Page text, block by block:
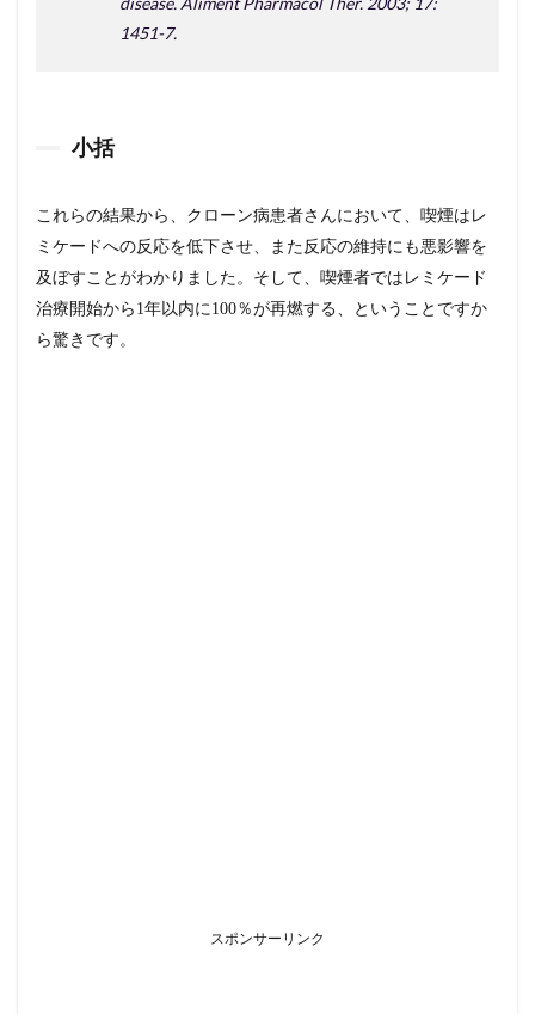
1451-7.
小括
これらの結果から、クローン病患者さんにおいて、喫煙はレ
ミケードへの反応を低下させ、また反応の維持にも悪影響を
及ぼすことがわかりました。そして、喫煙者ではレミケード
治療開始から1年以内に100％が再燃する、ということですか
ら驚きです。
スポンサーリンク